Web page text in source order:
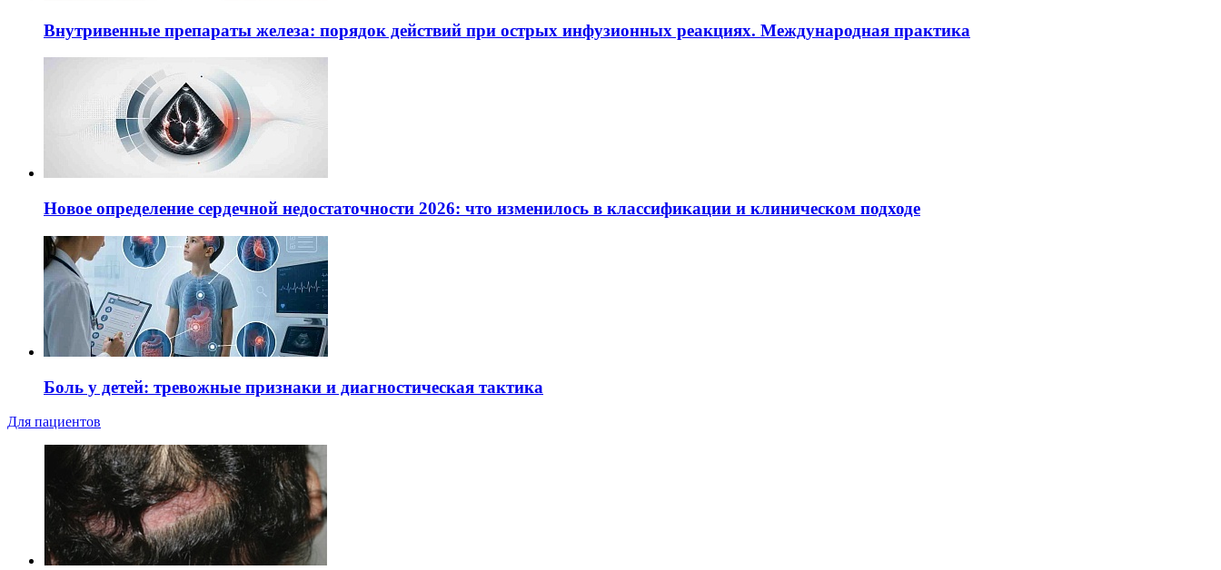
Внутривенные препараты железа: порядок действий при острых инфузионных реакциях. Международная практика
Новое определение сердечной недостаточности 2026: что изменилось в классификации и клиническом подходе
Боль у детей: тревожные признаки и диагностическая тактика
Для пациентов